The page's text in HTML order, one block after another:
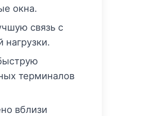
окна.
связь с
терминалов
вблизи